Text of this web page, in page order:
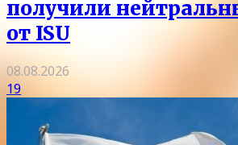
получили
от ISU
08.08.2026
19